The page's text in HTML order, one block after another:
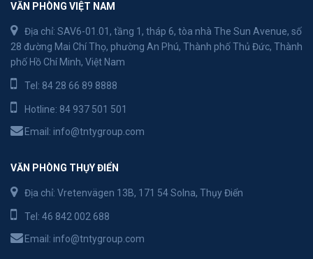
VĂN PHÒNG VIỆT NAM
Địa chỉ: SAV6-01.01, tầng 1, tháp 6, tòa nhà The Sun Avenue, số
28 đường Mai Chí Thọ, phường An Phú, Thành phố Thủ Đức, Thành
phố Hồ Chí Minh, Việt Nam
Tel: 84 28 66 89 8888
Hotline: 84 937 501 501
Email: info@tntygroup.com
VĂN PHÒNG THỤY ĐIỂN
Địa chỉ: Vretenvägen 13B, 171 54 Solna, Thụy Điển
Tel: 46 842 002 688
Email: info@tntygroup.com